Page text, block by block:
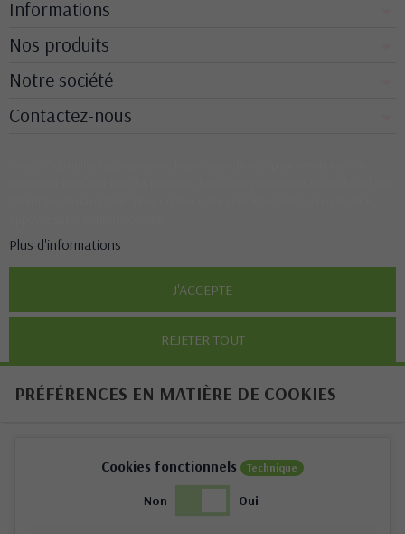
Informations
Nos produits
Notre société
Contactez-nous
Plus d'informations
REJETER TOUT
J'ACCEPTE
PRÉFÉRENCES EN MATIÈRE DE COOKIES
Cookies fonctionnels Technique
Non Oui